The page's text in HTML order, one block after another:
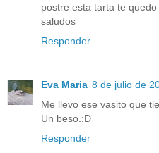
postre esta tarta te
saludos
Responder
Eva Maria 8 de julio de
Me llevo ese vasito que
Un beso.:D
Responder